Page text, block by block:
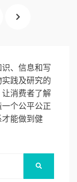
NEXT
、信息和写
践及研究的
消费者了解
个公平公正
能做到健